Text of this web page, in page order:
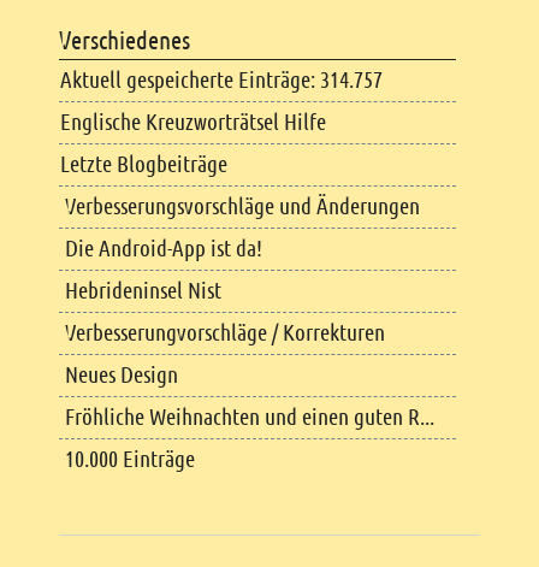
Copyright
Verschiedenes
Aktuell gespeicherte Einträge: 314.757
Englische Kreuzworträtsel Hilfe
Letzte Blogbeiträge
Verbesserungsvorschläge und Änderungen
Die Android-App ist da!
Hebrideninsel Nist
Verbesserungvorschläge / Korrekturen
Neues Design
Fröhliche Weihnachten und einen guten R...
10.000 Einträge